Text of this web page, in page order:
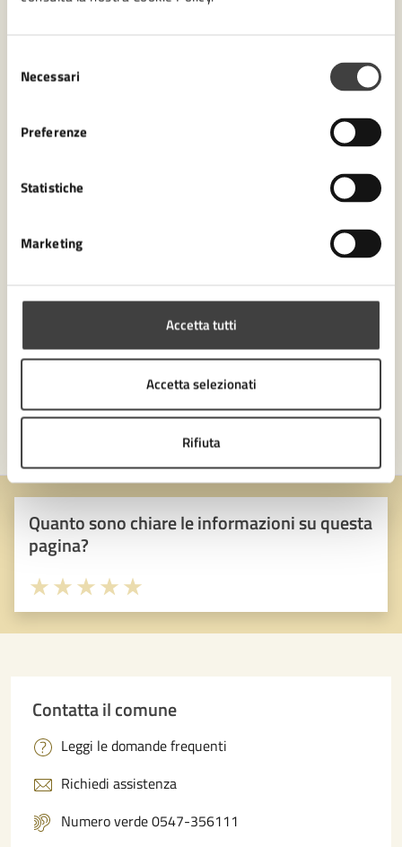
delNecessari
Preferenze
Statistiche
Marketing
Accetta tutti
Accetta selezionati
Rifiuta
Settore Servizi amministrativi, Partecipazione e
Settore Biblioteca Malatestiana e Cultura
Quanto sono chiare le informazioni su questa
pagina?
Valuta 5 stelle su 5
Valuta 4 stelle su 5
Valuta 3 stelle su 5
Valuta 2 stelle su 5
Valuta 1 stelle su 5
Contatta il comune
Leggi le domande frequenti
Richiedi assistenza
Numero verde 0547-356111